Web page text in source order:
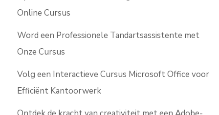
Online Cursus
Word een Professionele Tandartsassistente met
Onze Cursus
Volg een Interactieve Cursus Microsoft Office voor
Efficiënt Kantoorwerk